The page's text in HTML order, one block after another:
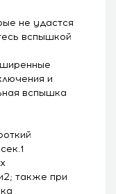
не удастся
вспышкой
и
вспышка
также при